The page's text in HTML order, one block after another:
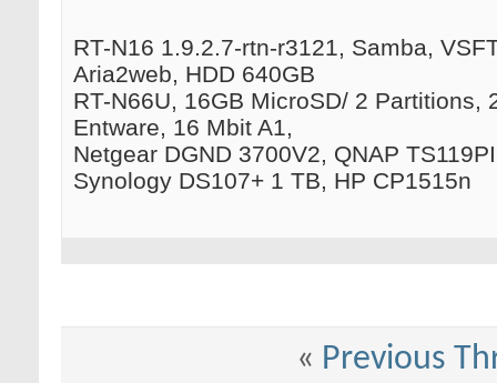
RT-N16 1.9.2.7-rtn-r3121, Samba,
Aria2web, HDD 640GB
RT-N66U, 16GB MicroSD/ 2
Entware, 16 Mbit A1,
Netgear DGND 3700V2, QNAP
Synology DS107+ 1 TB, HP CP1515n
« Previous